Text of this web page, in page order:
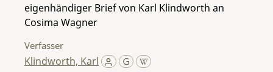
eigenhändiger Brief von Karl Klindworth an
Cosima Wagner
Verfasser
Klindworth, Karl